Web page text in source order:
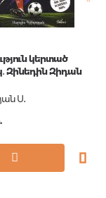
П
7 лучших сказок
малышам
978-5-378-05176-2
կերտած
Զինեդին Զիդան
Ս․